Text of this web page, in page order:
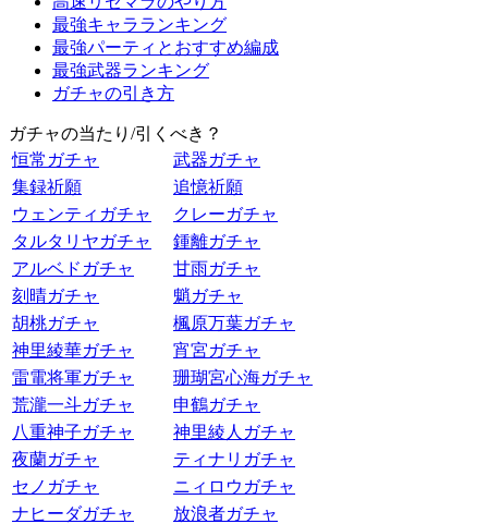
最強キャラランキング
最強パーティとおすすめ編成
最強武器ランキング
ガチャの引き方
ガチャの当たり/引くべき？
恒常ガチャ
武器ガチャ
集録祈願
追憶祈願
ウェンティガチャ
クレーガチャ
タルタリヤガチャ
鍾離ガチャ
アルベドガチャ
甘雨ガチャ
刻晴ガチャ
魈ガチャ
胡桃ガチャ
楓原万葉ガチャ
神里綾華ガチャ
宵宮ガチャ
雷電将軍ガチャ
珊瑚宮心海ガチャ
荒瀧一斗ガチャ
申鶴ガチャ
八重神子ガチャ
神里綾人ガチャ
夜蘭ガチャ
ティナリガチャ
セノガチャ
ニィロウガチャ
ナヒーダガチャ
放浪者ガチャ